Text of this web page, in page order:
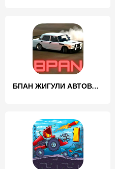
БПАН ЖИГУЛИ АВТОВАЗ ОНЛАЙН